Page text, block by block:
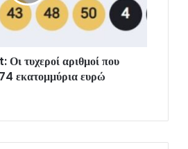
τυχεροί αριθμοί που
εκατομμύρια ευρώ